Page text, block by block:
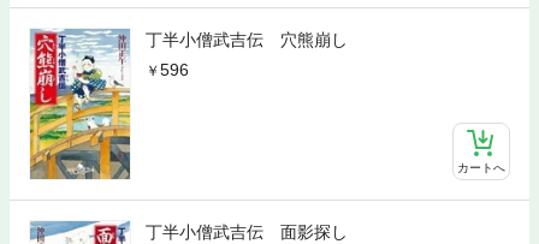
丁半小僧武吉伝 穴熊崩し
596
カートへ
丁半小僧武吉伝 面影探し